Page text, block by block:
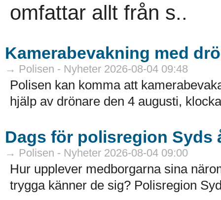
omfattar allt från s..
Kamerabevakning med
→ Polisen - Nyheter 2026-08-04 09:48
Polisen kan komma att
hjälp av drönare den 4 augusti,
Dags för polisregion
→ Polisen - Nyheter 2026-08-04 09:00
Hur upplever medborgarna sina
trygga känner de sig? Polisregion